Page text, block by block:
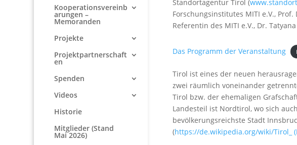
Kooperationsvereinb
arungen –
Memoranden
Projekte
Projektpartnerschaft
en
Spenden
Videos
Historie
Mitglieder (Stand
Mai 2026)
Standortagentur Tirol (
Forschungsinstitutes MITI e.V.,
Referentin des MITI e.V., Dr.
Das Programm der Veranstaltung
Tirol ist eines der neuen
zwei räumlich voneinander
Tirol bzw. der ehemaligen
Landesteil ist Nordtirol, wo sich
bevölkerungsreichste Stadt
(https://de.wikipedia.org/wiki/Tirol_